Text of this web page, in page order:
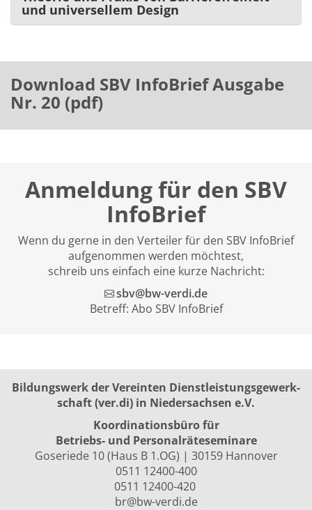
und universellem Design
Download SBV InfoBrief Ausgabe
Nr. 20 (pdf)
Anmeldung für den SBV
InfoBrief
Wenn du gerne in den Verteiler für den SBV InfoBrief
aufgenommen werden möchtest,
schreib uns einfach eine kurze Nachricht:
sbv@bw-verdi.de
Betreff: Abo SBV InfoBrief
Bildungswerk der Vereinten Dienst­leis­tungs­ge­werk­
schaft (ver.di) in Niedersachsen e.V.
Koordinationsbüro für
Betriebs- und Personalräte­seminare
Goseriede 10 (Haus B 1.OG) | 30159 Hannover
0511 12400-400
0511 12400-420
br@bw-verdi.de